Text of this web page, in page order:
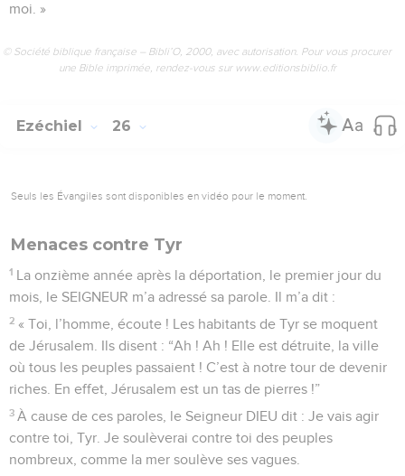
moi. »
© Société biblique française – Bibli’O, 2000, avec autorisation. Pour vous procurer
une Bible imprimée, rendez-vous sur www.editionsbiblio.fr
Ezéchiel 26
Seuls les Évangiles sont disponibles en vidéo pour le moment.
Menaces contre Tyr
1 La onzième année après la déportation, le premier jour du
mois, le SEIGNEUR m’a adressé sa parole. Il m’a dit :
2 « Toi, l’homme, écoute ! Les habitants de Tyr se moquent
de Jérusalem. Ils disent : “Ah ! Ah ! Elle est détruite, la ville
où tous les peuples passaient ! C’est à notre tour de devenir
riches. En effet, Jérusalem est un tas de pierres !”
3 À cause de ces paroles, le Seigneur DIEU dit : Je vais agir
contre toi, Tyr. Je soulèverai contre toi des peuples
nombreux, comme la mer soulève ses vagues.